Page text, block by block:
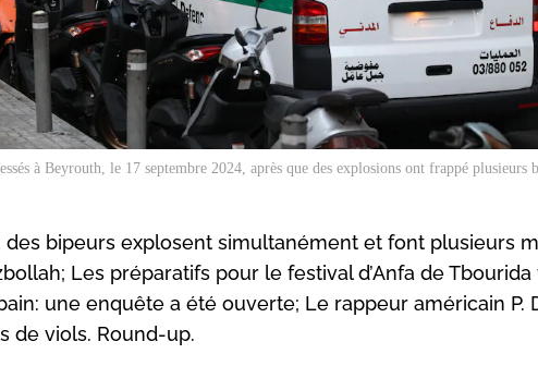
à Beyrouth, le 17 septembre 2024, après que des explosions ont frappé plusieurs
des bipeurs explosent simultanément et font plusieurs
Les préparatifs pour le festival d’Anfa de
une enquête a été ouverte; Le rappeur américain P.
de viols. Round-up.